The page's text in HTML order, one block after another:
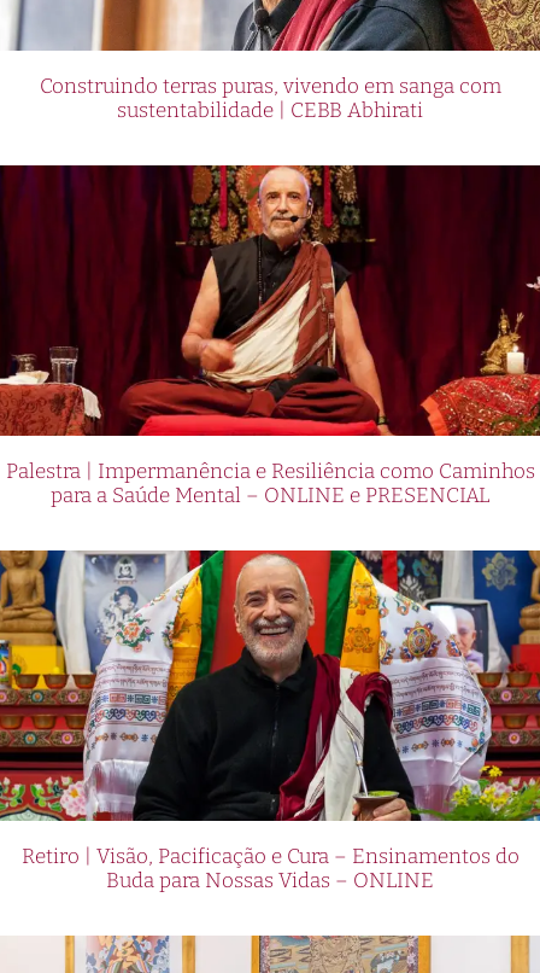
Construindo terras puras, vivendo em sanga com
sustentabilidade | CEBB Abhirati
Palestra | Impermanência e Resiliência como Caminhos
para a Saúde Mental – ONLINE e PRESENCIAL
Retiro | Visão, Pacificação e Cura – Ensinamentos do
Buda para Nossas Vidas – ONLINE